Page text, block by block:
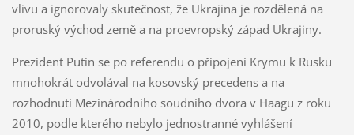
vlivu a ignorovaly skutečnost, že Ukrajina je rozdělená na
proruský východ země a na proevropský západ Ukrajiny.
Prezident Putin se po referendu o připojení Krymu k Rusku
mnohokrát odvolával na kosovský precedens a na
rozhodnutí Mezinárodního soudního dvora v Haagu z roku
2010, podle kterého nebylo jednostranné vyhlášení